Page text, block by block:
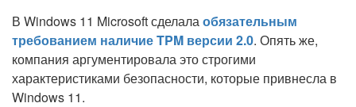
В Windows 11 Microsoft сделалаобязательным
требованием наличие TPM версии 2.0. Опять же,
компания аргументировала это строгими
характеристиками безопасности, которые привнесла в
Windows 11.